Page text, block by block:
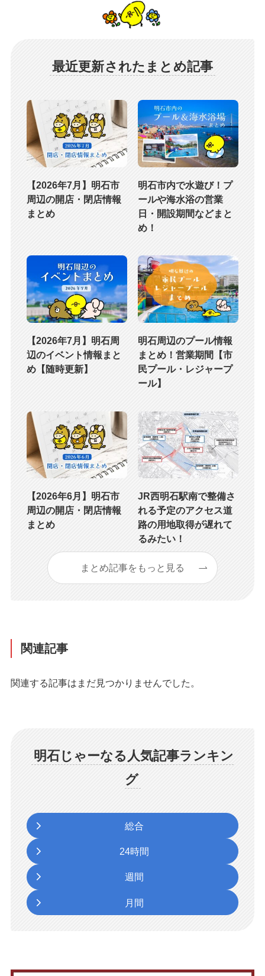
最近更新されたまとめ記事
【2026年7月】明石市
周辺の開店・閉店情報
まとめ
明石市内で水遊び！プ
ールや海水浴の営業
日・開設期間などまと
め！
【2026年7月】明石周
辺のイベント情報まと
め【随時更新】
明石周辺のプール情報
まとめ！営業期間【市
民プール・レジャープ
ール】
【2026年6月】明石市
周辺の開店・閉店情報
まとめ
JR西明石駅南で整備さ
れる予定のアクセス道
路の用地取得が遅れて
るみたい！
まとめ記事をもっと見る
関連記事
関連する記事はまだ見つかりませんでした。
明石じゃーなる人気記事ランキン
グ
総合
24時間
週間
月間